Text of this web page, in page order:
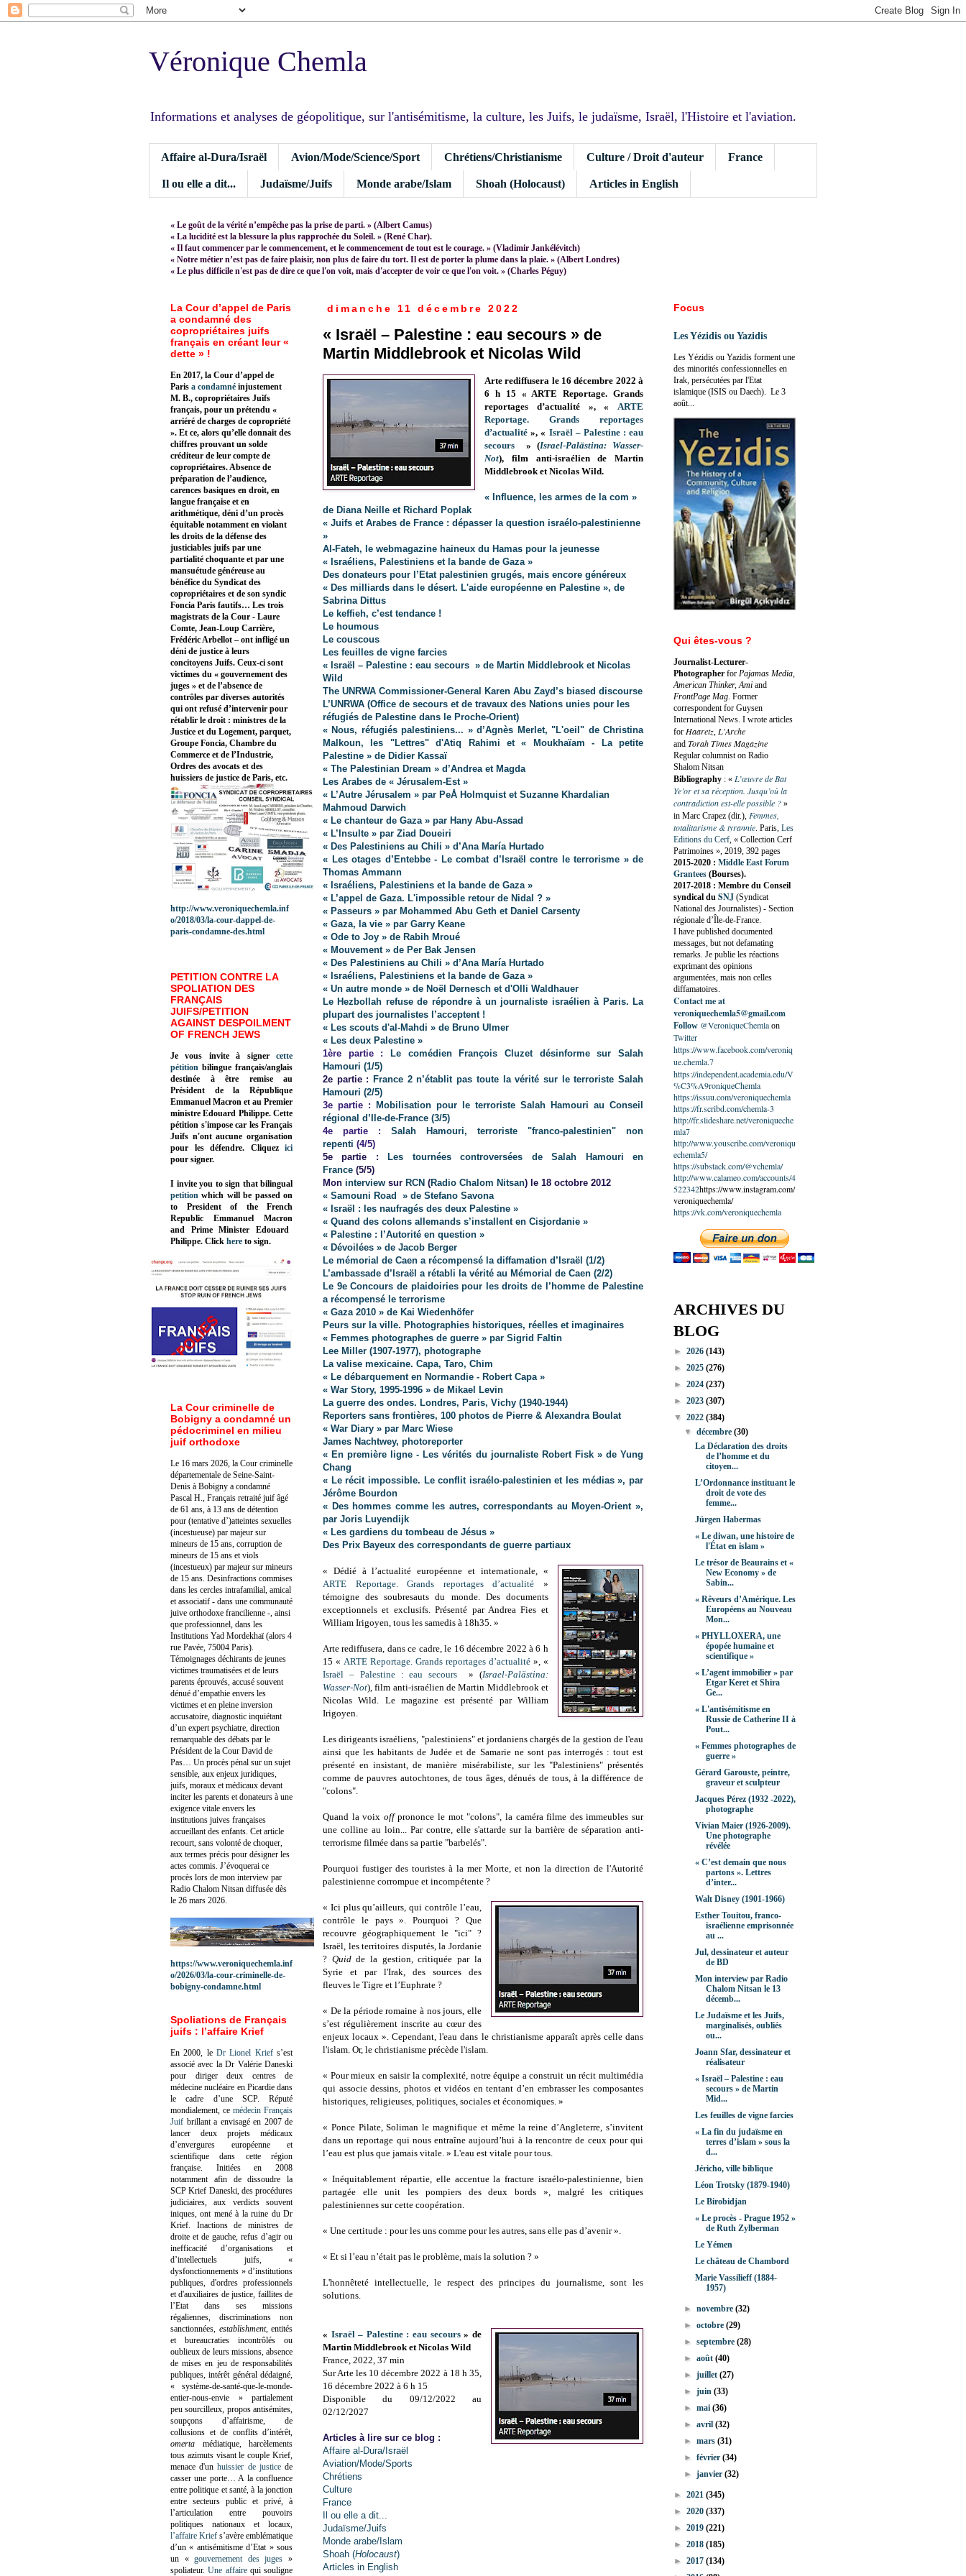
Véronique Chemla
Informations et analyses de géopolitique, sur l'antisémitisme, la culture, les Juifs, le judaïsme, Israël, l'Histoire et l'aviation.
Affaire al-Dura/Israël Avion/Mode/Science/Sport Chrétiens/Christianisme Culture / Droit d'auteur France
Il ou elle a dit... Judaïsme/Juifs Monde arabe/Islam Shoah (Holocaust) Articles in English
« Le goût de la vérité n’empêche pas la prise de parti. » (Albert Camus)
« La lucidité est la blessure la plus rapprochée du Soleil. » (René Char).
« Il faut commencer par le commencement, et le commencement de tout est le courage. » (Vladimir Jankélévitch)
« Notre métier n’est pas de faire plaisir, non plus de faire du tort. Il est de porter la plume dans la plaie. » (Albert Londres)
« Le plus difficile n'est pas de dire ce que l'on voit, mais d'accepter de voir ce que l'on voit. » (Charles Péguy)
dimanche 11 décembre 2022
« Israël – Palestine : eau secours » de
Martin Middlebrook et Nicolas Wild
Arte rediffusera le 16 décembre 2022 à
6 h 15 « ARTE Reportage. Grands
reportages d’actualité »,« ARTE
Reportage. Grands reportages
d’actualité », « Israël – Palestine : eau
secours » (Israel-Palästina: Wasser-
Not), film anti-israélien de Martin
Middlebrook et Nicolas Wild.
« Influence, les armes de la com »
de Diana Neille et Richard Poplak
« Juifs et Arabes de France : dépasser la question israélo-palestinienne
»
Al-Fateh, le webmagazine haineux du Hamas pour la jeunesse
« Israéliens, Palestiniens et la bande de Gaza »
Des donateurs pour l’Etat palestinien grugés, mais encore généreux
« Des milliards dans le désert. L'aide européenne en Palestine », de
Sabrina Dittus
Le keffieh, c’est tendance !
Le houmous
Le couscous
Les feuilles de vigne farcies
« Israël – Palestine : eau secours » de Martin Middlebrook et Nicolas
Wild
The UNRWA Commissioner-General Karen Abu Zayd’s biased discourse
L’UNRWA (Office de secours et de travaux des Nations unies pour les
réfugiés de Palestine dans le Proche-Orient)
« Nous, réfugiés palestiniens... » d’Agnès Merlet, "L'oeil" de Christina
Malkoun, les "Lettres" d'Atiq Rahimi et « Moukhaïam - La petite
Palestine » de Didier Kassaï
« The Palestinian Dream » d’Andrea et Magda
Les Arabes de « Jérusalem-Est »
« L’Autre Jérusalem » par PeÅ Holmquist et Suzanne Khardalian
Mahmoud Darwich
« Le chanteur de Gaza » par Hany Abu-Assad
« L’Insulte » par Ziad Doueiri
« Des Palestiniens au Chili » d’Ana María Hurtado
« Les otages d’Entebbe - Le combat d’Israël contre le terrorisme » de
Thomas Ammann
« Israéliens, Palestiniens et la bande de Gaza »
« L’appel de Gaza. L'impossible retour de Nidal ? »
« Passeurs » par Mohammed Abu Geth et Daniel Carsenty
« Gaza, la vie » par Garry Keane
« Ode to Joy » de Rabih Mroué
« Mouvement » de Per Bak Jensen
« Des Palestiniens au Chili » d’Ana María Hurtado
« Israéliens, Palestiniens et la bande de Gaza »
« Un autre monde » de Noël Dernesch et d'Olli Waldhauer
Le Hezbollah refuse de répondre à un journaliste israélien à Paris. La
plupart des journalistes l’acceptent !
« Les scouts d'al-Mahdi » de Bruno Ulmer
« Les deux Palestine »
1ère partie :
Le comédien François Cluzet
désinforme sur Salah
Hamouri (1/5)
2e partie : France 2 n’établit pas toute la vérité sur le terroriste Salah
Hamouri (2/5)
3e partie :
Mobilisation pour le terroriste Salah Hamouri au Conseil
régional d’Ile-de-France (3/5)
4e partie : Salah Hamouri, terroriste "franco-palestinien" non
repenti (4/5)
5e partie :
Les tournées controversées de Salah Hamouri en
France (5/5)
Mon interview sur RCN (Radio Chalom Nitsan) le 18 octobre 2012
« Samouni Road » de Stefano Savona
« Israël : les naufragés des deux Palestine »
« Quand des colons allemands s’installent en Cisjordanie »
« Palestine : l’Autorité en question »
« Dévoilées » de Jacob Berger
Le mémorial de Caen a récompensé la diffamation d’Israël (1/2)
L’ambassade d’Israël a rétabli la vérité au Mémorial de Caen (2/2)
Le 9e Concours de plaidoiries pour les droits de l’homme de Palestine
a récompensé le terrorisme
« Gaza 2010 » de Kai Wiedenhöfer
Peurs sur la ville. Photographies historiques, réelles et imaginaires
« Femmes photographes de guerre » par Sigrid Faltin
Lee Miller (1907-1977), photographe
La valise mexicaine. Capa, Taro, Chim
« Le débarquement en Normandie - Robert Capa »
« War Story, 1995-1996 » de Mikael Levin
La guerre des ondes. Londres, Paris, Vichy (1940-1944)
Reporters sans frontières, 100 photos de Pierre & Alexandra Boulat
« War Diary » par Marc Wiese
James Nachtwey, photoreporter
« En première ligne - Les vérités du journaliste Robert Fisk » de Yung
Chang
« Le récit impossible. Le conflit israélo-palestinien et les médias », par
Jérôme Bourdon
« Des hommes comme les autres, correspondants au Moyen-Orient »,
par Joris Luyendijk
« Les gardiens du tombeau de Jésus »
Des Prix Bayeux des correspondants de guerre partiaux
« Dédié à l’actualité européenne et internationale, «
ARTE Reportage. Grands reportages d’actualité »
témoigne des soubresauts du monde. Des documents
exceptionnels et exclusifs. Présenté par Andrea Fies et
William Irigoyen, tous les samedis à 18h35. »
Arte rediffusera, dans ce cadre, le 16 décembre 2022 à 6 h
15 « ARTE Reportage. Grands reportages d’actualité», «
Israël – Palestine : eau secours » (Israel-Palästina:
Wasser-Not),film anti-israéliende Martin Middlebrook et
Nicolas Wild. Le magazine est présenté par William
Irigoyen.
Les dirigeants israéliens, "palestiniens" et jordaniens chargés de la gestion de l'eau
ainsi que les habitants de Judée et de Samarie ne sont pas interrogés : tout est
présenté en insistant, de manière misérabiliste, sur les "Palestiniens" présentés
comme de pauvres autochtones, de tous âges, dénués de tous, à la différence de
"colons".
Quand la voix offprononce le mot "colons", la caméra filme des immeubles sur
une colline au loin... Par contre, elle s'attarde sur la barrière de séparation anti-
terrorisme filmée dans sa partie "barbelés".
Pourquoi fustiger des touristes à la mer Morte, et non la direction de l'Autorité
palestinienne corrompue et incompétente ?
« Ici plus qu’ailleurs, qui contrôle l’eau,
contrôle le pays ». Pourquoi ? Que
recouvre géographiquement le "ici" ?
Israël, les territoires disputés, la Jordanie
? Quidde la gestion, critiquée par la
Syrie et par l'Irak, des sources des
fleuves le Tigre et l’Euphrate ?
« De la période romaine à nos jours, elle
s’est régulièrement inscrite au cœur des
enjeux locaux ». Cependant, l'eau dans le christianisme apparaît après celle dans
l'islam. Or, le christianisme précède l'islam.
« Pour mieux en saisir la complexité, notre équipe a construit un récit multimédia
qui associe dessins, photos et vidéos en tentant d’en embrasser les composantes
historiques, religieuses, politiques, sociales et économiques. »
« Ponce Pilate, Soliman le magnifique et même la reine d’Angleterre, s’invitent
dans un reportage qui nous entraîne aujourd’hui à la rencontre de ceux pour qui
l’eau est plus que jamais vitale. » L'eau est vitale pour tous.
« Inéquitablement répartie, elle accentue la fracture israélo-palestinienne, bien
partagée elle unit les pompiers des deux bords », malgré les critiques
palestiniennes sur cette coopération.
« Une certitude : pour les uns comme pour les autres, sans elle pas d’avenir ».
« Et si l’eau n’était pas le problème, mais la solution ? »
L'honnêteté intellectuelle, le respect des principes du journalisme, sont les
solutions.
« Israël – Palestine : eau secours» de
Martin Middlebrook et Nicolas Wild
France, 2022, 37 min
Sur Arte les 10 décembre 2022 à 18 h 35,
16 décembre 2022 à 6 h 15
Disponible du 09/12/2022 au
02/12/2027
Articles à lire sur ce blog :
Affaire al-Dura/Israël
Aviation/Mode/Sports
Chrétiens
Culture
France
Il ou elle a dit...
Judaïsme/Juifs
Monde arabe/Islam
Shoah (Holocaust)
Articles in English
La Cour d’appel de Paris
a condamné des
copropriétaires juifs
français en créant leur «
dette » !
En 2017, la Cour d’appel de
Paris a condamné injustement
M. B., copropriétaires Juifs
français, pour un prétendu «
arriéré de charges de copropriété
». Et ce, alors qu’elle donnait des
chiffres prouvant un solde
créditeur de leur compte de
copropriétaires. Absence de
préparation de l’audience,
carences basiques en droit, en
langue française et en
arithmétique, déni d’un procès
équitable notamment en violant
les droits de la défense des
justiciables juifs par une
partialité choquante et par une
mansuétude généreuse au
bénéfice du Syndicat des
copropriétaires et de son syndic
Foncia Paris fautifs… Les trois
magistrats de la Cour - Laure
Comte, Jean-Loup Carrière,
Frédéric Arbellot – ont infligé un
déni de justice à leurs
concitoyens Juifs. Ceux-ci sont
victimes du « gouvernement des
juges » et de l’absence de
contrôles par diverses autorités
qui ont refusé d’intervenir pour
rétablir le droit : ministres de la
Justice et du Logement, parquet,
Groupe Foncia, Chambre du
Commerce et de l’Industrie,
Ordres des avocats et des
huissiers de justice de Paris, etc.
http://www.veroniquechemla.inf
o/2018/03/la-cour-dappel-de-
paris-condamne-des.html
PETITION CONTRE LA
SPOLIATION DES
FRANÇAIS
JUIFS/PETITION
AGAINST DESPOILMENT
OF FRENCH JEWS
Je vous invite à signer cette
pétition bilingue français/anglais
destinée à être remise au
Président de la République
Emmanuel Macron et au Premier
ministre Edouard Philippe. Cette
pétition s'impose car les Français
Juifs n'ont aucune organisation
pour les défendre. Cliquez
ici
pour signer.
I invite you to sign that bilingual
petition which will be passed on
to President of the French
Republic Emmanuel Macron
and Prime Minister Edouard
Philippe. Click here to sign.
La Cour criminelle de
Bobigny a condamné un
pédocriminel en milieu
juif orthodoxe
Le 16 mars 2026, la Cour criminelle
départementale de Seine-Saint-
Denis à Bobigny a condamné
Pascal H., Français retraité juif âgé
de 61 ans, à 13 ans de détention
pour (tentative d’)atteintes sexuelles
(incestueuse) par majeur sur
mineurs de 15 ans, corruption de
mineurs de 15 ans et viols
(incestueux) par majeur sur mineurs
de 15 ans. Desinfractions commises
dans les cercles intrafamilial, amical
et associatif - dans une communauté
juive orthodoxe francilienne -, ainsi
que professionnel, dans les
Institutions Yad Mordekhaï (alors 4
rue Pavée, 75004 Paris).
Témoignages déchirants de jeunes
victimes traumatisées et de leurs
parents éprouvés, accusé souvent
dénué d’empathie envers les
victimes et en pleine inversion
accusatoire, diagnostic inquiétant
d’un expert psychiatre, direction
remarquable des débats par le
Président de la Cour David de
Pas… Un procès pénal sur un sujet
sensible, aux enjeux juridiques,
juifs, moraux et médicaux devant
inciter les parents et donateurs à une
exigence vitale envers les
institutions juives françaises
accueillant des enfants. Cet article
recourt, sans volonté de choquer,
aux termes précis pour désigner les
actes commis. J’évoquerai ce
procès lors de mon interview par
Radio Chalom Nitsan diffusée dès
le 26 mars 2026.
https://www.veroniquechemla.inf
o/2026/03/la-cour-criminelle-de-
bobigny-condamne.html
Spoliations de Français
juifs : l’affaire Krief
En 2000, le Dr Lionel Kriefs’est
associé avec la Dr Valérie Daneski
pour diriger deux centres de
médecine nucléaire en Picardie dans
le cadre d’une SCP. Réputé
mondialement, ce médecin Français
Juif brillant a envisagé en 2007 de
lancer deux projets médicaux
d’envergures européenne et
scientifique dans cette région
française. Initiées en 2008
notamment afin de dissoudre la
SCP Krief Daneski, des procédures
judiciaires, aux verdicts souvent
iniques, ont mené à la ruine du Dr
Krief. Inactions de ministres de
droite et de gauche, refus d’agir ou
inefficacité d’organisations et
d’intellectuels juifs, «
dysfonctionnements » d’institutions
publiques, d'ordres professionnels
et d'auxiliaires de justice, faillites de
l’Etat dans ses missions
régaliennes, discriminations non
sanctionnées, establishment, entités
et bureaucraties incontrôlés ou
oublieux de leurs missions, absence
de mises en jeu de responsabilités
publiques, intérêt général dédaigné,
« système-de-santé-que-le-monde-
entier-nous-envie » partialement
peu sourcilleux, propos antisémites,
soupçons d’affairisme, de
collusions et de conflits d’intérêt,
omerta médiatique, harcèlements
tous azimuts visant le couple Krief,
menace d'unhuissier de justicede
casser une porte… A la confluence
entre politique et santé, à la jonction
entre secteurs public et privé, à
l’articulation entre pouvoirs
politiques nationaux et locaux,
l’affaire Krief s’avère emblématique
d’un « antisémitisme d’Etat » sous
un «gouvernement des juges »
spoliateur.Une affairequi souligne
Focus
Les Yézidis ou Yazidis
Les Yézidis ou Yazidis forment une
des minorités confessionnelles en
Irak, persécutées par l'Etat
islamique (ISIS ou Daech). Le 3
août...
Qui êtes-vous ?
Journalist-Lecturer-
Photographer for Pajamas Media,
American Thinker, Ami and
FrontPage Mag. Former
correspondent for Guysen
International News. I wrote articles
for Haaretz, L'Arche
and Torah Times Magazine
Regular columnist on Radio
Shalom Nitsan
Bibliography : « L’œuvre de Bat
Ye’or et sa réception. Jusqu’où la
contradiction est-elle possible ? »
in Marc Crapez (dir.), Femmes,
totalitarisme & tyrannie. Paris, Les
Editions du Cerf, « Collection Cerf
Patrimoines », 2019, 392 pages
2015-2020 : Middle East Forum
Grantees (Bourses).
2017-2018 : Membre du Conseil
syndical du SNJ (Syndicat
National des Journalistes) - Section
régionale d’Île-de-France.
I have published documented
messages, but not defamating
remarks. Je publie les réactions
exprimant des opinions
argumentées, mais non celles
diffamatoires.
Contact me at
veroniquechemla5@gmail.com
Follow @VeroniqueChemlaon
Twitter
https://www.facebook.com/veroniq
ue.chemla.7
https://independent.academia.edu/V
%C3%A9roniqueChemla
https://issuu.com/veroniquechemla
https://fr.scribd.com/chemla-3
http://fr.slideshare.net/veroniqueche
mla7
http://www.youscribe.com/veroniqu
echemla5/
https://substack.com/@vchemla/
http://www.calameo.com/accounts/4
522342https://www.instagram.com/
veroniquechemla/
https://vk.com/veroniquechemla
ARCHIVES DU
BLOG
► 2026 (143)
► 2025 (276)
► 2024 (237)
► 2023 (307)
▼ 2022 (384)
▼décembre(30)
La Déclaration des droits
de l’homme et du
citoyen...
L’Ordonnance instituant le
droit de vote des
femme...
Jürgen Habermas
« Le diwan, une histoire de
l'État en islam »
Le trésor de Beaurains et «
New Economy » de
Sabin...
« Rêveurs d’Amérique. Les
Européens au Nouveau
Mon...
« PHYLLOXERA, une
épopée humaine et
scientifique »
« L’agent immobilier » par
Etgar Keret et Shira
Ge...
« L'antisémitisme en
Russie de Catherine II à
Pout...
« Femmes photographes de
guerre »
Gérard Garouste, peintre,
graveur et sculpteur
Jacques Pérez (1932 -2022),
photographe
Vivian Maier (1926-2009).
Une photographe
révélée
« C’est demain que nous
partons ». Lettres
d’inter...
Walt Disney (1901-1966)
Esther Touitou, franco-
israélienne emprisonnée
au ...
Jul, dessinateur et auteur
de BD
Mon interview par Radio
Chalom Nitsan le 13
décemb...
Le Judaïsme et les Juifs,
marginalisés, oubliés
ou...
Joann Sfar, dessinateur et
réalisateur
« Israël – Palestine : eau
secours » de Martin
Mid...
Les feuilles de vigne farcies
« La fin du judaïsme en
terres d’islam » sous la
d...
Jéricho, ville biblique
Léon Trotsky (1879-1940)
Le Birobidjan
« Le procès - Prague 1952 »
de Ruth Zylberman
Le Yémen
Le château de Chambord
Marie Vassilieff (1884-
1957)
►novembre(32)
►octobre(29)
►septembre(28)
►août(40)
►juillet(27)
►juin(33)
►mai(36)
►avril(32)
►mars(31)
►février(34)
►janvier(32)
► 2021 (345)
► 2020 (337)
► 2019 (221)
► 2018 (185)
► 2017 (134)